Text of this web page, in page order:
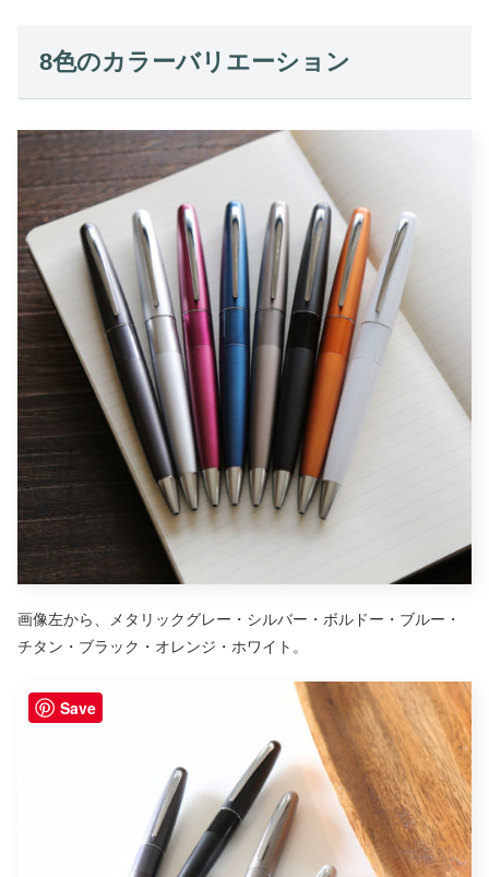
8色のカラーバリエーション
画像左から、メタリックグレー・シルバー・ボルドー・ブルー・
チタン・ブラック・オレンジ・ホワイト。
Save